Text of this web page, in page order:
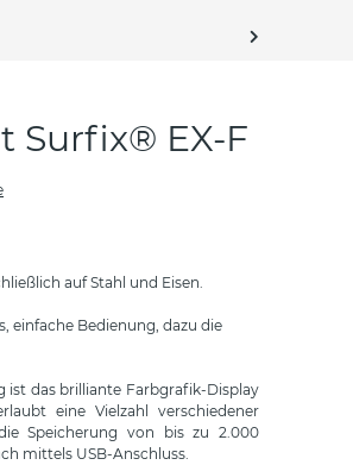
Surfix® EX-F
auf Stahl und Eisen.
einfache Bedienung, dazu die
ist das brilliante Farbgrafik-Display
eine Vielzahl verschiedener
Speicherung von bis zu 2.000
mittels USB-Anschluss.